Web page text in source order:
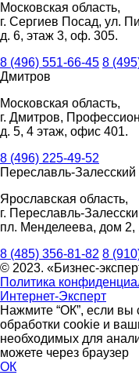
Московская область,
г. Сергиев Посад, ул.
д. 6, этаж 3, оф. 305.
8 (496) 551-66-45 8
Дмитров
Московская область,
г. Дмитров,
д. 5, 4 этаж, офис 401.
8 (496) 225-49-52
Переславль-Залесский
Ярославская область,
г. Переславль-
пл. Менделеева, дом 2,
8 (485) 356-81-82 8
© 2023. «Бизнес-
Политика
Интернет-Эксперт
Нажмите “ОК”, если вы
обработки cookie и
необходимых для
можете через браузер
ОК